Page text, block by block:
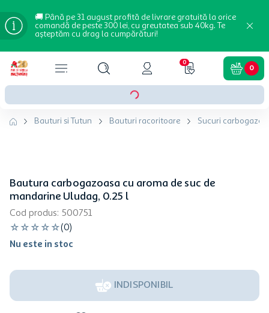
🚚 Până pe 31 august profită de livrare gratuită la orice
comandă de peste 300 lei, cu greutatea sub 40kg. Te
așteptăm cu drag la cumpărături!
0
0
Bauturi si Tutun Bauturi racoritoare Sucuri
Bautura carbogazoasa cu aroma de suc de
mandarine Uludag, 0.25 l
Cod produs: 500751
☆ ☆ ☆ ☆ ☆(0)
Nu este in stoc
INDISPONIBIL